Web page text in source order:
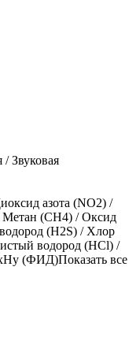
Звуковая
азота (NO2) /
Метан (CH4) /Оксид
(H2S) / Хлор
водород (HCl) /
(ФИД)Показать все